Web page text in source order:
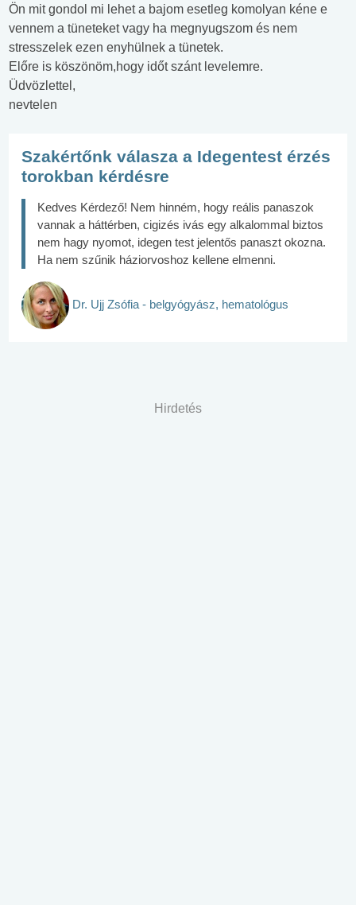
Ön mit gondol mi lehet a bajom esetleg komolyan kéne e
vennem a tüneteket vagy ha megnyugszom és nem
stresszelek ezen enyhülnek a tünetek.
Előre is köszönöm,hogy időt szánt levelemre.
Üdvözlettel,
nevtelen
Szakértőnk válasza a Idegentest érzés
torokban kérdésre
Kedves Kérdező! Nem hinném, hogy reális panaszok
vannak a háttérben, cigizés ivás egy alkalommal biztos
nem hagy nyomot, idegen test jelentős panaszt okozna.
Ha nem szűnik háziorvoshoz kellene elmenni.
Dr. Ujj Zsófia - belgyógyász, hematológus
Hirdetés